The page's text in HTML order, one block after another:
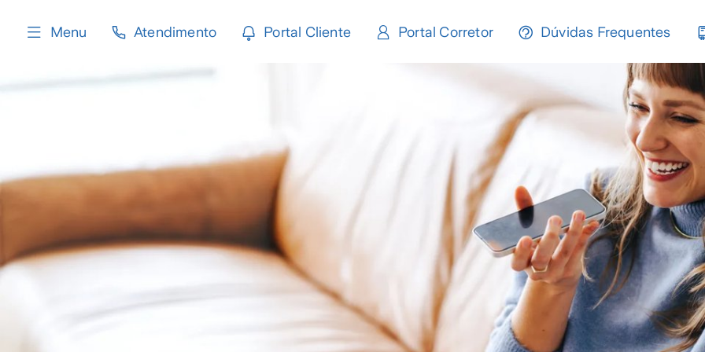
Menu Atendimento Portal Cliente Portal Corretor Dúvidas Frequentes